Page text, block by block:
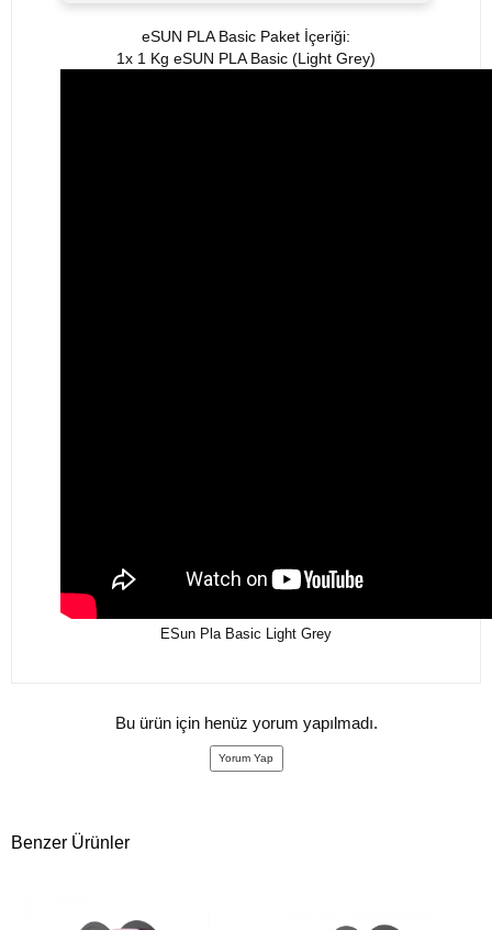
eSUN PLA Basic Paket İçeriği:
1x 1 Kg eSUN PLA Basic (Light Grey)
ESun Pla Basic Light Grey
Bu ürün için henüz yorum yapılmadı.
Yorum Yap
Benzer Ürünler